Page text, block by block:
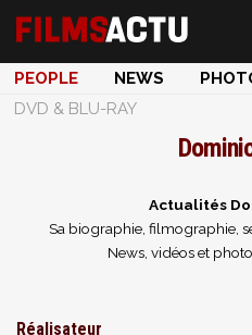
PEOPLE NEWS
DVD & BLU-RAY
Actualités
Sa biographie, filmographie,
News, vidéos et
Réalisateur